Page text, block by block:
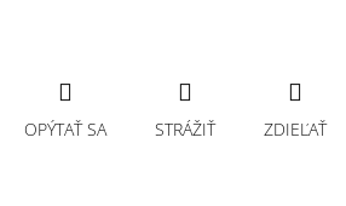
OPÝTAŤ SA STRÁŽIŤ ZDIEĽAŤ